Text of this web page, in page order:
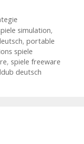
simulation,
, portable
spiele
, spiele freeware
deutsch